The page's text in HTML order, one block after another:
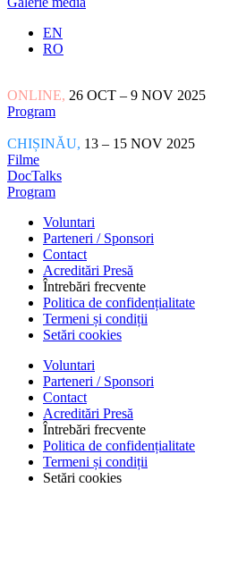
EN
RO
ONLINE, 26 OCT – 9 NOV 2025
Program
CHIȘINĂU, 13 – 15 NOV 2025
Filme
DocTalks
Program
Voluntari
Parteneri / Sponsori
Contact
Acreditări Presă
Întrebări frecvente
Politica de confidențialitate
Termeni și condiții
Setări cookies
Voluntari
Parteneri / Sponsori
Contact
Acreditări Presă
Întrebări frecvente
Politica de confidențialitate
Termeni și condiții
Setări cookies